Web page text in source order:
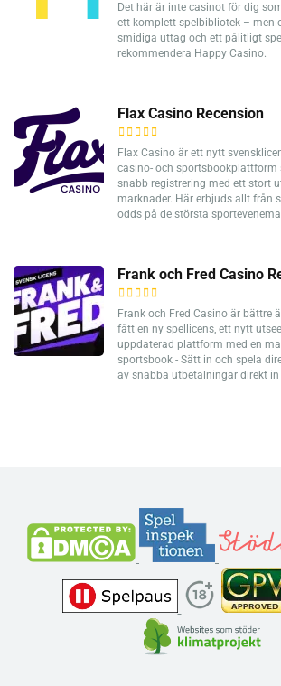
Det här är inte casinot för dig
ett komplett spelbibliotek – men
smidiga uttag och ett pålitligt
rekommendera Happy Casino.
Flax Casino Recension
Flax Casino är ett nytt
casino- och sportsbookplattform
snabb registrering med ett stort
marknader. Här erbjuds allt från
odds på de största
Frank och Fred Casino
Frank och Fred Casino är bättre
fått en ny spellicens, ett nytt
uppdaterad plattform med en
sportsbook - Sätt in och spela
av snabba utbetalningar direkt